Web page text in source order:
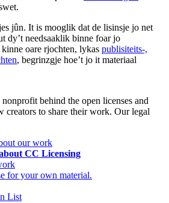
jûn. It is mooglik dat de lisinsje jo net
dy’t needsaaklik binne foar jo
oare rjochten, lykas publisiteits-,
, begrinzgje hoe’t jo it materiaal
behind the open licenses and
creators to share their work. Our legal
our work
CC Licensing
for your own material.
List